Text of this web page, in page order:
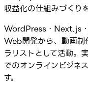
収益化の仕組みづくり
WordPress・Next.js
Web開発から、動画制
ラリストとして活動。
でのオンラインビジネ
す。